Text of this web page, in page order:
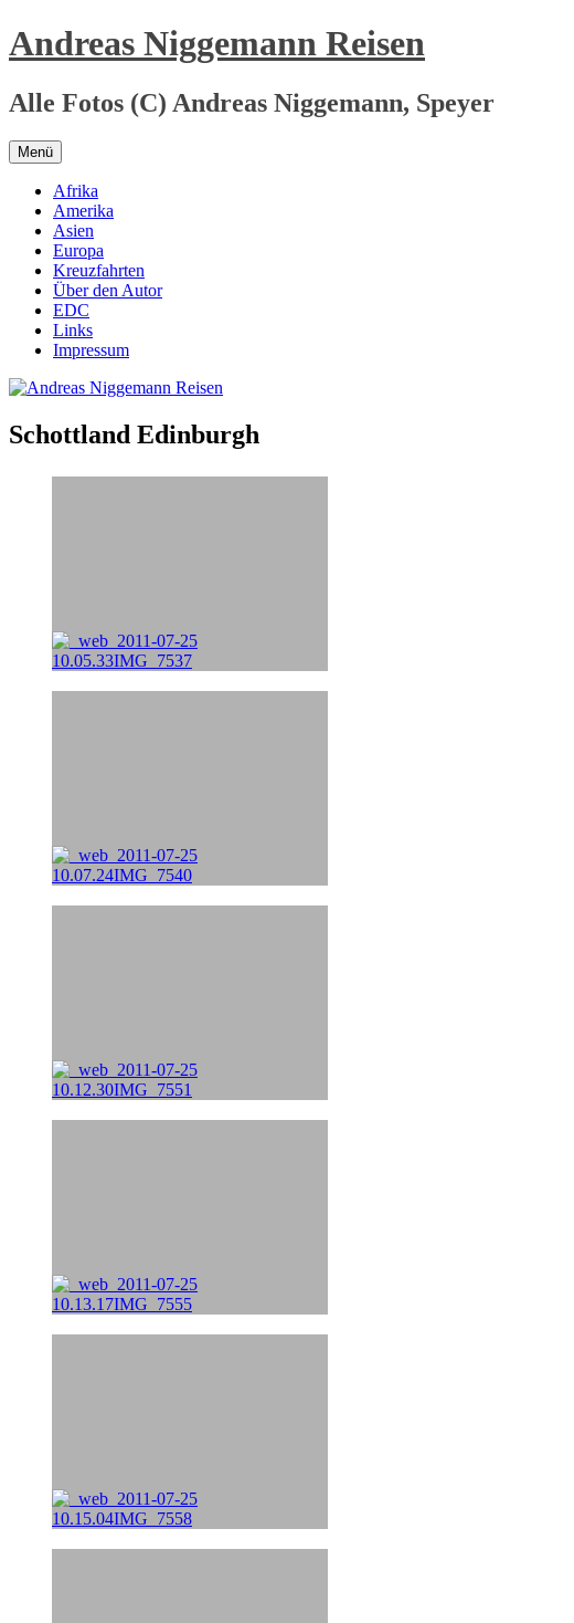
Zum
Inhalt
Andreas Niggemann Reisen
Alle Fotos (C) Andreas Niggemann, Speyer
Menü
Afrika
Amerika
Asien
Europa
Kreuzfahrten
Über den Autor
EDC
Links
Impressum
Schottland Edinburgh